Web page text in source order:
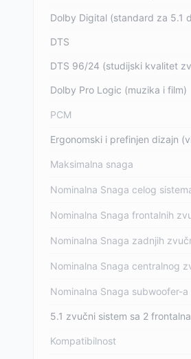
Dolby Digital (standard za 5.1
DTS
DTS 96/24 (studijski kvalitet
Dolby Pro Logic (muzika i film)
PCM
Ergonomski i prefinjen dizajn
Maksimalna snaga
Nominalna Snaga celog
Nominalna Snaga frontalnih
Nominalna Snaga zadnjih
Nominalna Snaga centralnog
Nominalna Snaga subwoofer-a
5.1 zvučni sistem sa 2
Kompatibilnost